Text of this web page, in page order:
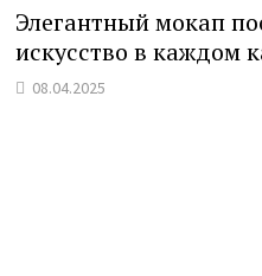
Элегантный мокап
искусство в каждом
08.04.2025